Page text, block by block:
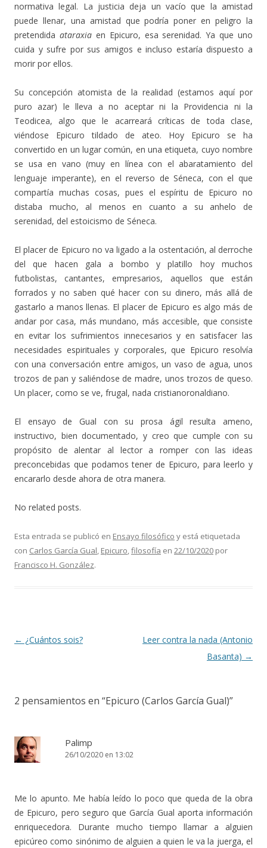
normativa legal. La justicia deja un vacío que la amistad
puede llenar, una amistad que podría poner en peligro la
pretendida ataraxiaen Epicuro, esa serenidad. Ya que uno
cuida y sufre por sus amigos e incluso estaría dispuesto a
morir por ellos.
Su concepción atomista de la realidad (estamos aquí por
puro azar) le lleva a no aceptar ni la Providencia ni la
Teodicea, algo que le acarreará críticas de toda clase,
viéndose Epicuro tildado de ateo. Hoy Epicuro se ha
convertido en un lugar común, en una etiqueta, cuyo nombre
se usa en vano (muy en línea con el abaratamiento del
lenguaje imperante), en el reverso de Séneca, con el que
compartía muchas cosas, pues el espíritu de Epicuro no
distaba mucho, al menos en cuanto a su anhelo de
serenidad, del estoicismo de Séneca.
El placer de Epicuro no va ligado a la ostentación, al derroche
del que hacen gala a bombo y platillo hoy muchos
futbolistas, cantantes, empresarios, aquellos que están
forrados y no saben qué hacer con su dinero, más allá de
gastarlo a manos llenas. El placer de Epicuro es algo más de
andar por casa, más mundano, más accesible, que consiste
en evitar los sufrimientos innecesarios y en satisfacer las
necesidades espirituales y corporales, que Epicuro resolvía
con una conversación entre amigos, un vaso de agua, unos
trozos de pan y saliéndose de madre, unos trozos de queso.
Un placer, como se ve, frugal, nada cristianoronaldiano.
El ensayo de Gual con su prosa ágil resulta ameno,
instructivo, bien documentado, y creo que cumple con su
propósito de alentar al lector a romper con las ideas
preconcebidas que podamos tener de Epicuro, para leerlo y
encararlo desde ahora de otra manera.
No related posts.
Esta entrada se publicó en Ensayo filosófico y está etiquetada
con Carlos García Gual, Epicuro,filosofía en 22/10/2020 por
Francisco H. González.
Navegación de entradas
← ¿Cuántos sois?
Leer contra la nada (Antonio
Basanta) →
2 pensamientos en “Epicuro (Carlos García Gual)”
Palimp
26/10/2020 en 13:02
Me lo apunto. Me había leído lo poco que queda de la obra
de Epicuro, pero seguro que García Gual aporta información
enriquecedora. Durante mucho tiempo llamar a alguien
epicúreo como sinónimo de alguien a quien le va la juerga, el